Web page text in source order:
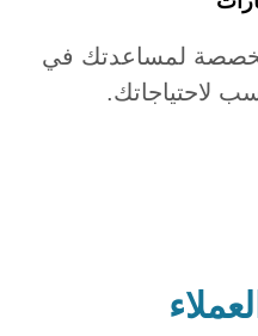
لمساعدتك في
لاحتياجاتك.